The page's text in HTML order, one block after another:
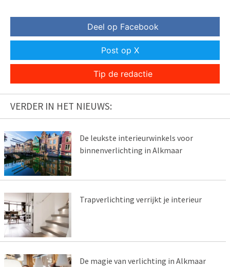
Deel op Facebook
Post op X
Tip de redactie
VERDER IN HET NIEUWS:
De leukste interieurwinkels voor
binnenverlichting in Alkmaar
Trapverlichting verrijkt je interieur
De magie van verlichting in Alkmaar